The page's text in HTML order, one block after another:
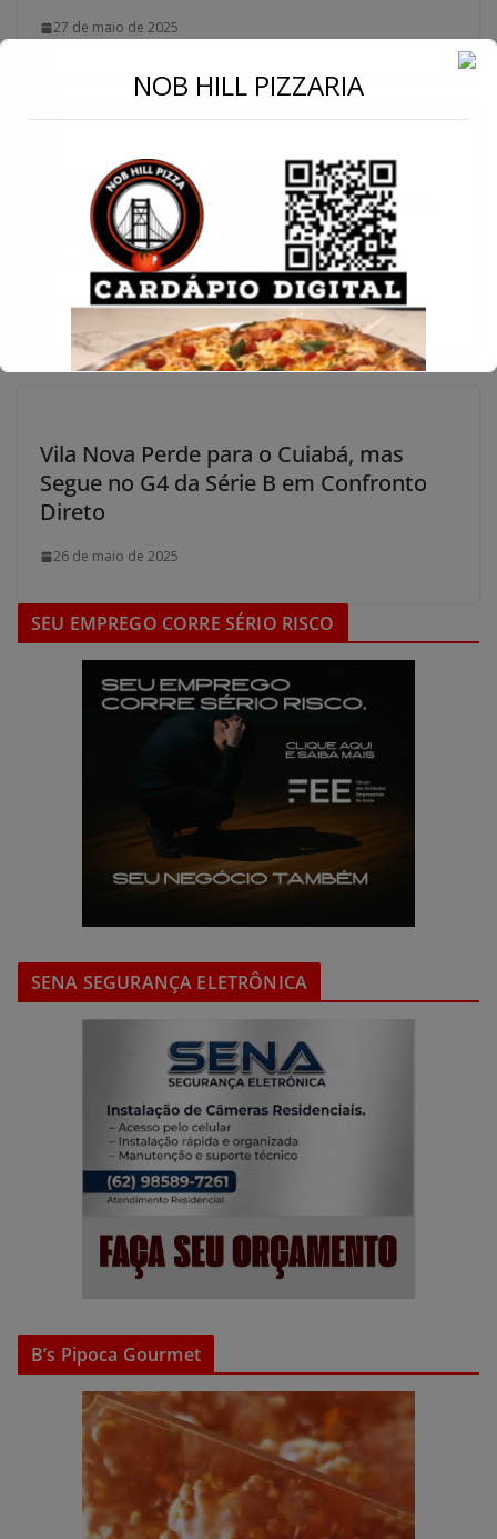
27 de maio de 2025
Reestruturação da Comurg avança
lentamente: apenas 12% dos recursos
previstos foram repassados pela
Prefeitura
27 de maio de 2025
Vila Nova Perde para o Cuiabá, mas
Segue no G4 da Série B em Confronto
Direto
26 de maio de 2025
SEU EMPREGO CORRE SÉRIO RISCO
SENA SEGURANÇA ELETRÔNICA
B’s Pipoca Gourmet
NOB HILL PIZZARIA